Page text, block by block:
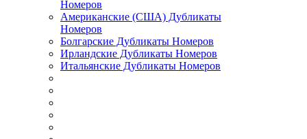
Номеров
Американские (США) Дубликаты
Номеров
Болгарские Дубликаты Номеров
Ирландские Дубликаты Номеров
Итальянские Дубликаты Номеров